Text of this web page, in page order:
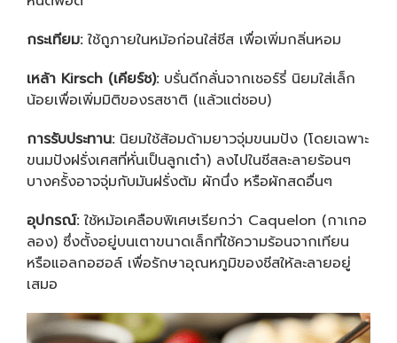
กระเทียม:ใช้ถูภายในหม้อก่อนใส่ชีส เพื่อเพิ่มกลิ่นหอม
เหล้า Kirsch (เคียร์ช):บรั่นดีกลั่นจากเชอร์รี่ นิยมใส่เล็ก
น้อยเพื่อเพิ่มมิติของรสชาติ (แล้วแต่ชอบ)
การรับประทาน:นิยมใช้ส้อมด้ามยาวจุ่มขนมปัง (โดยเฉพาะ
ขนมปังฝรั่งเศสที่หั่นเป็นลูกเต๋า) ลงไปในชีสละลายร้อนๆ
บางครั้งอาจจุ่มกับมันฝรั่งต้ม ผักนึ่ง หรือผักสดอื่นๆ
อุปกรณ์:ใช้หม้อเคลือบพิเศษเรียกว่า Caquelon (กาเกอ
ลอง) ซึ่งตั้งอยู่บนเตาขนาดเล็กที่ใช้ความร้อนจากเทียน
หรือแอลกอฮอล์ เพื่อรักษาอุณหภูมิของชีสให้ละลายอยู่
เสมอ